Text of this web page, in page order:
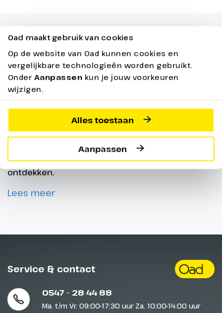
Oad maakt gebruik van cookies
Op de website van Oad kunnen cookies en
vergelijkbare technologieën worden gebruikt.
Onder Aanpassen kun je jouw voorkeuren
wijzigen.
Alles toestaan
Aanpassen
Vakantie in Slovenië
Slovenië, gelegen in het hart van Europa, is een
zien. Maar dit kleine land herbergt een overvloed
aan natuurlijke schoonheid, van de Alpen en de
Middellandse Zeekust tot schilderachtige meren
en historische stadjes. Een vakantie in Slovenië is
een kans om de diversiteit van dit land te
ontdekken.
Lees meer
Service & contact
0547 - 28 44 88
Ma. t/m Vr. 09:00-17:30 uur Za. 10:00-14:00 uur